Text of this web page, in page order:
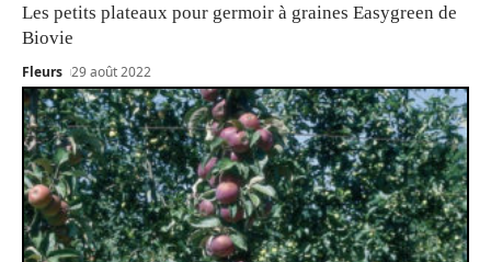
Les petits plateaux pour germoir à graines Easygreen de
Biovie
Fleurs 29 août 2022